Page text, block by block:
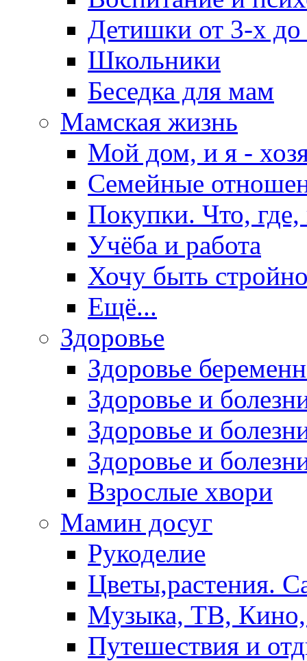
Детишки от 3-х
Школьники
Беседка для мам
Мамская жизнь
Мой дом, и я -
Семейные
Покупки. Что, где,
Учёба и работа
Хочу быть
Ещё...
Здоровье
Здоровье
Здоровье и
Здоровье и
Здоровье и
Взрослые хвори
Мамин досуг
Рукоделие
Цветы,растения.
Музыка, ТВ,
Путешествия и